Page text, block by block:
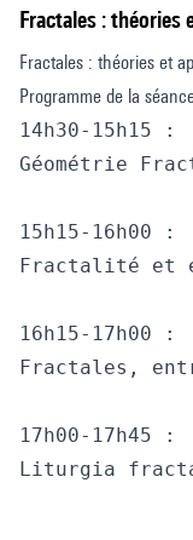
Fractales :
Fractales : théories et
Programme de la
14h30-15h15 : 	Alain Le Méhauté (Physical Department, Kazan Federal University Tatarstan Russia / Institut Franco Québécois)
Géométrie
15h15-16h00 : 	Nicolas Darbon (Université de Rouen)
Fractalité et
16h15-17h00 : 	Franck Jedrzejewski (CEA/INSTN)
Fractales,
17h00-17h45 : 	José Luis Besada (Université Paris 8 / Universidad Complutense de Madrid)
Liturgia